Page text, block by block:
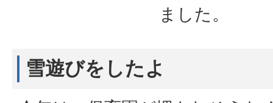
ました。
雪遊びをしたよ